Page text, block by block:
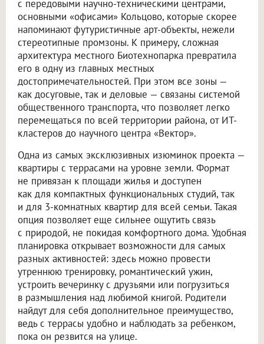
с передовыми научно-техническими центрами,
основными «офисами» Кольцово, которые скорее
напоминают футуристичные арт-объекты, нежели
стереотипные промзоны. К примеру, сложная
архитектура местного Биотехнопарка превратила
его в одну из главных местных
достопримечательностей. При этом все зоны —
как досуговые, так и деловые — связаны системой
общественного транспорта, что позволяет легко
перемещаться по всей территории района, от ИТ-
кластеров до научного центра «Вектор».
Одна из самых эксклюзивных изюминок проекта —
квартиры с террасами на уровне земли. Формат
не привязан к площади жилья и доступен
как для компактных функциональных студий, так
и для 3-комнатных квартир для всей семьи. Такая
опция позволяет еще сильнее ощутить связь
с природой, не покидая комфортного дома. Удобная
планировка открывает возможности для самых
разных активностей: здесь можно провести
утреннюю тренировку, романтический ужин,
устроить вечеринку с друзьями или погрузиться
в размышления над любимой книгой. Родители
найдут для себя дополнительное преимущество,
ведь с террасы удобно и наблюдать за ребенком,
пока он резвится на улице.